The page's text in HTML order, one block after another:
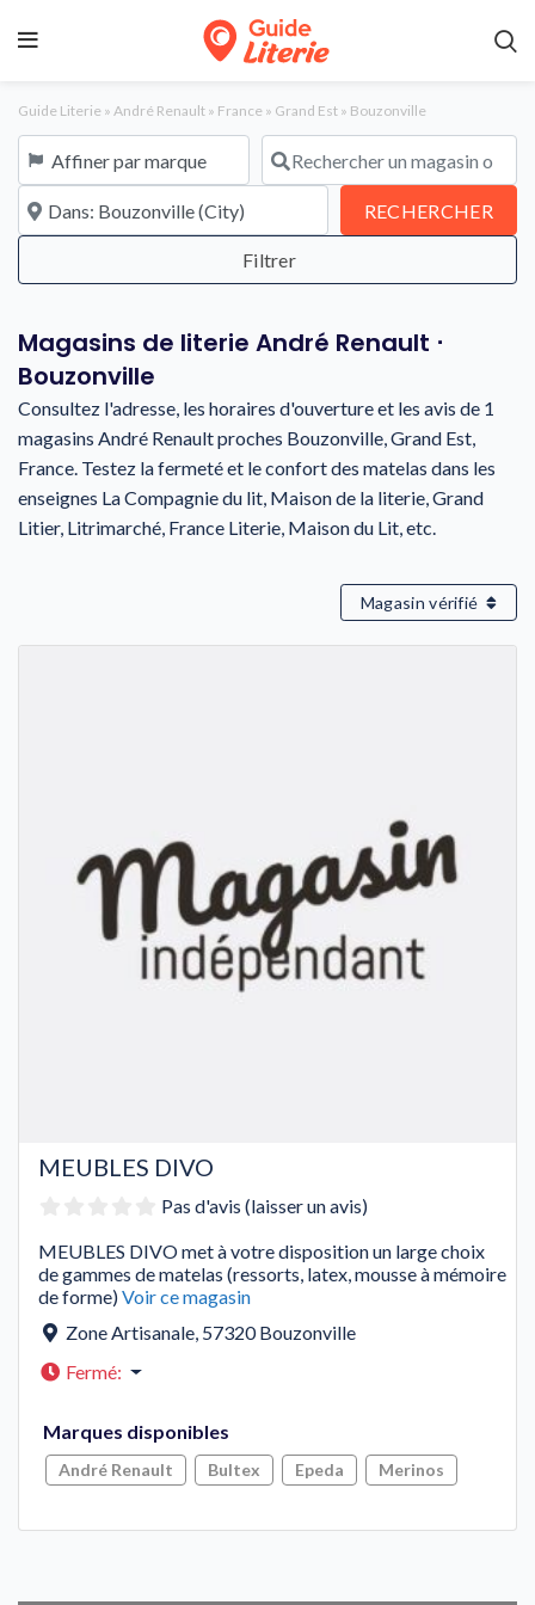
Guide Literie » André Renault » France » Grand Est » Bouzonville
Affiner par marque Rechercher un magasin ou une
À proximité de RECHERCHER
Magasins de literie André Renault ⋅
Bouzonville
Consultez l'adresse, les horaires d'ouverture et les avis de 1
magasins André Renault proches Bouzonville, Grand Est,
France. Testez la fermeté et le confort des matelas dans les
enseignes La Compagnie du lit, Maison de la literie, Grand
Litier, Litrimarché, France Literie, Maison du Lit, etc.
Magasin vérifié
MEUBLES DIVO
Pas d'avis (laisser un avis)
MEUBLES DIVO met à votre disposition un large choix
de gammes de matelas (ressorts, latex, mousse à mémoire
de forme)Voir ce magasin
Zone Artisanale, 57320 Bouzonville
Fermé:
Marques disponibles
André Renault Bultex Epeda Merinos